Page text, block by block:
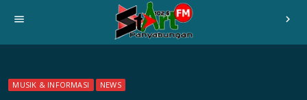
menu chevron_right
MUSIK & INFORMASI NEWS